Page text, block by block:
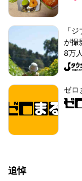
「
が撮
8万
ゼロ
追悼